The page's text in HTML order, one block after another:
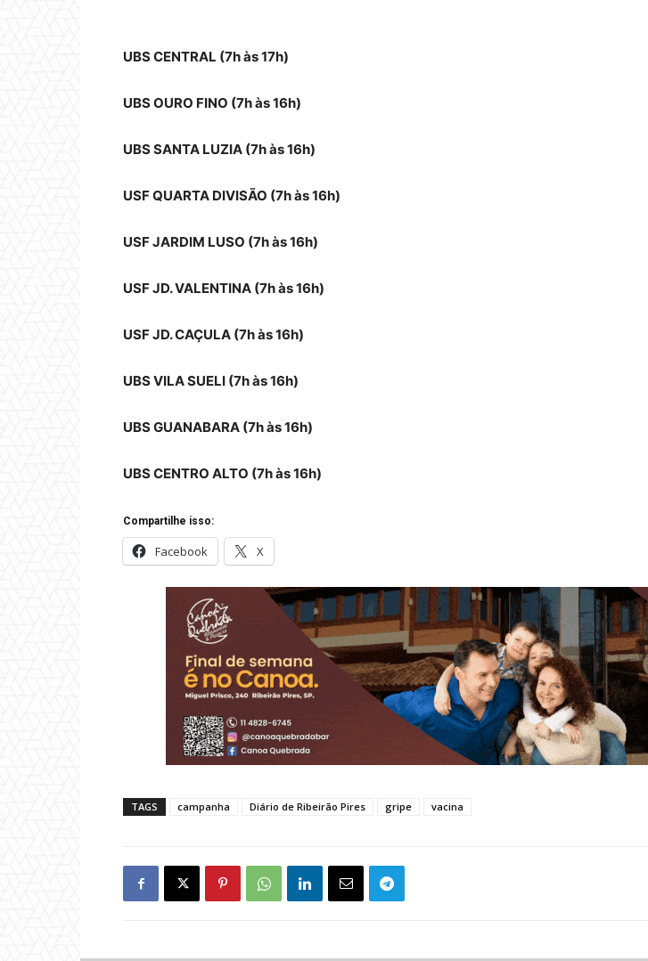
UBS CENTRAL (7h às 17h)
UBS OURO FINO (7h às 16h)
UBS SANTA LUZIA (7h às 16h)
USF QUARTA DIVISÃO (7h às 16h)
USF JARDIM LUSO (7h às 16h)
USF JD. VALENTINA (7h às 16h)
USF JD. CAÇULA (7h às 16h)
UBS VILA SUELI (7h às 16h)
UBS GUANABARA (7h às 16h)
UBS CENTRO ALTO (7h às 16h)
Compartilhe isso:
Facebook X
TAGS campanha Diário de Ribeirão Pires gripe vacina